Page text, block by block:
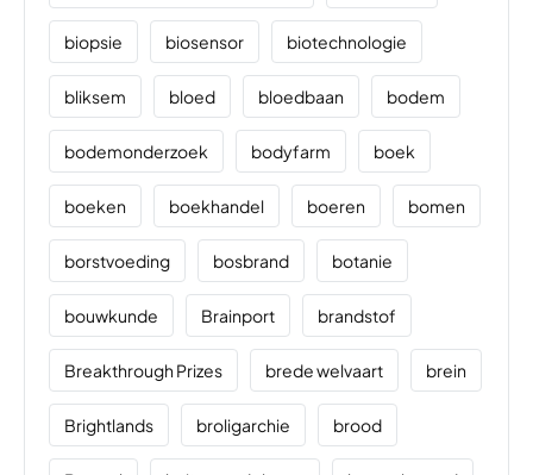
biopsie biosensor biotechnologie
bliksem bloed bloedbaan bodem
bodemonderzoek bodyfarm boek
boeken boekhandel boeren bomen
borstvoeding bosbrand botanie
bouwkunde Brainport brandstof
Breakthrough Prizes brede welvaart brein
Brightlands broligarchie brood